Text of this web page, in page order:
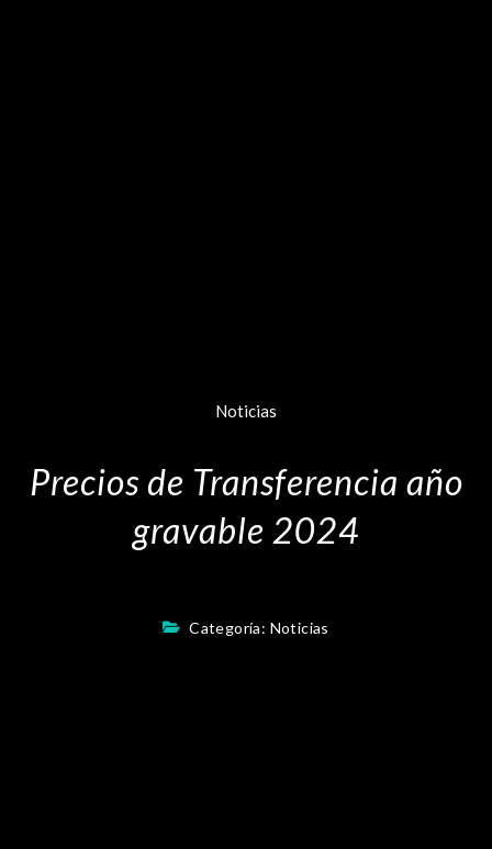
Noticias
Precios de Transferencia año
gravable 2024
Categoría: Noticias